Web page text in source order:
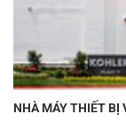
NHÀ MÁY THIẾT BỊ